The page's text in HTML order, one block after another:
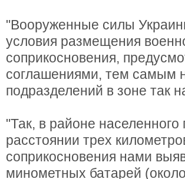
"Вооруженные силы
условия размещения
соприкосновения,
соглашениями, тем самым
подразделений в зоне так
"Так, в районе населенного
расстоянии трех
соприкосновения нами
минометных батарей